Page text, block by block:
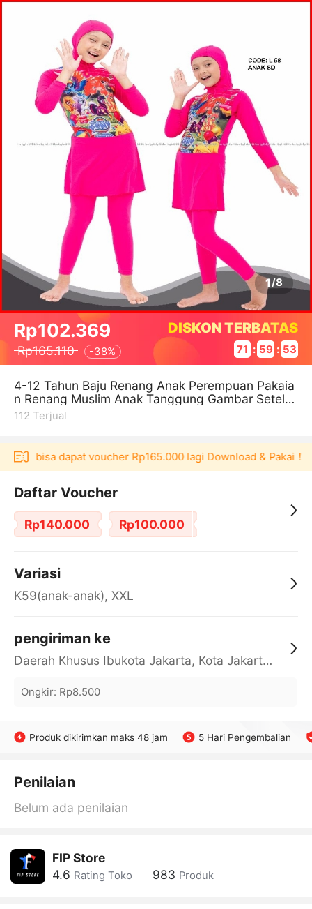
1/8
Rp102.369
Rp165.110 -38%
DISKON TERBATAS
71 : 59 : 52
4-12 Tahun Baju Renang Anak Perempuan Pakaia
n Renang Muslim Anak Tanggung Gambar Setela
n Renang Anak Gp
112 Terjual
bisa dapat voucher Rp165.000 lagi Download & Pakai！
Daftar Voucher
Rp140.000 Rp100.000
Variasi
K59(anak-anak), XXL
pengiriman ke
Daerah Khusus Ibukota Jakarta, Kota Jakarta Barat, Cengkareng, yy
Ongkir: Rp8.500
Produk dikirimkan maks 48 jam 5 Hari Pengembalian
Penilaian
Belum ada penilaian
FIP Store
4.6 Rating Toko 983 Produk